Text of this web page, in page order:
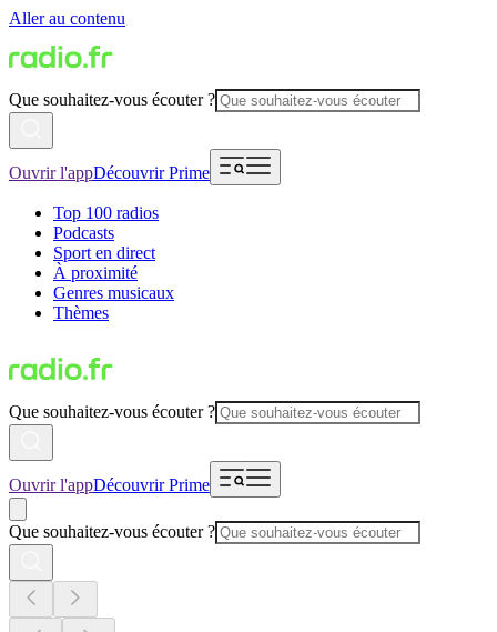
Aller au contenu
Que souhaitez-vous écouter ?
Ouvrir l'appDécouvrir Prime
Top 100 radios
Podcasts
Sport en direct
À proximité
Genres musicaux
Thèmes
Que souhaitez-vous écouter ?
Ouvrir l'appDécouvrir Prime
Que souhaitez-vous écouter ?